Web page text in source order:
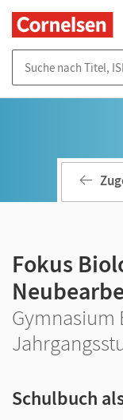
Fokus
Gymnasium
Schulbuch